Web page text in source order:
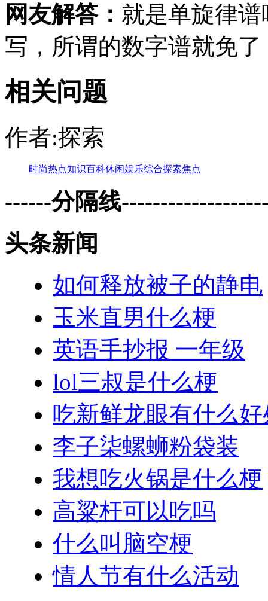
网友解答： 就是单旋律
写，所谓的数字谱就免
相关问题
作者:探索
时尚热点知识百科休闲娱乐综合探索焦点
------分隔线
头条新闻
如何释放被子的静电
玉米直男什么梗
英语手抄报 一年级
lol三叔是什么梗
吃新鲜龙眼有什么好
李子柒螺蛳粉袋装
我想吃火锅是什么梗
高粱杆可以吃吗
什么叫脑空梗
情人节有什么活动